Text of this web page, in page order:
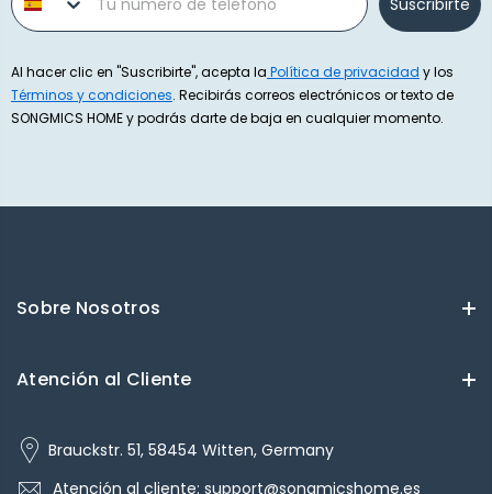
Suscribirte
Al hacer clic en "Suscribirte", acepta la Política de privacidad y los
Términos y condiciones. Recibirás correos electrónicos or texto de
SONGMICS HOME y podrás darte de baja en cualquier momento.
Sobre Nosotros
Atención al Cliente
Brauckstr. 51, 58454 Witten, Germany
Atención al cliente: support@songmicshome.es